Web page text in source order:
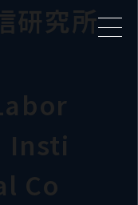
研究所
Insti
Co